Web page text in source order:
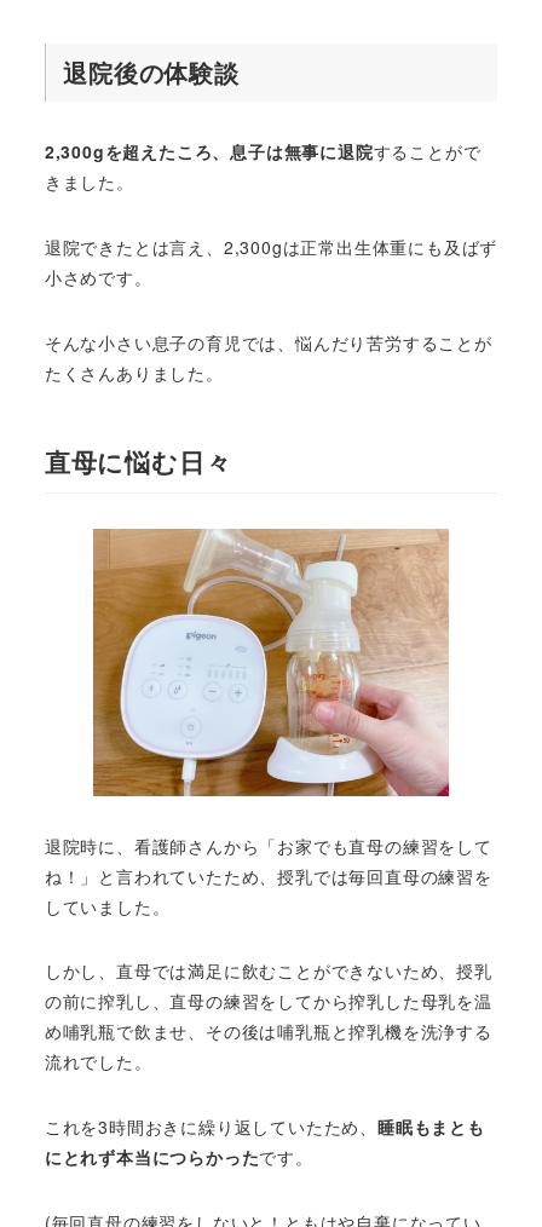
退院後の体験談
2,300gを超えたころ、息子は無事に退院することがで
きました。
退院できたとは言え、2,300gは正常出生体重にも及ばず
小さめです。
そんな小さい息子の育児では、悩んだり苦労することが
たくさんありました。
直母に悩む日々
退院時に、看護師さんから「お家でも直母の練習をして
ね！」と言われていたため、授乳では毎回直母の練習を
していました。
しかし、直母では満足に飲むことができないため、授乳
の前に搾乳し、直母の練習をしてから搾乳した母乳を温
め哺乳瓶で飲ませ、その後は哺乳瓶と搾乳機を洗浄する
流れでした。
これを3時間おきに繰り返していたため、 睡眠もまとも
にとれず本当につらかったです。
(毎回直母の練習をしないと！ともはや自棄になってい